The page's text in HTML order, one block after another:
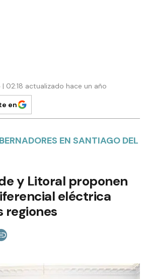
02:18 actualizado hace un año
en
EN SANTIAGO DEL
y Litoral proponen
eléctrica
regiones